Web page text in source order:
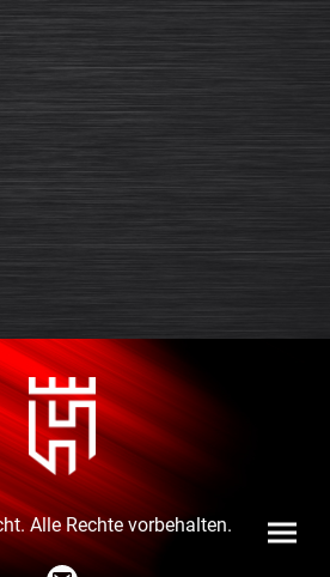
Alle Rechte vorbehalten.